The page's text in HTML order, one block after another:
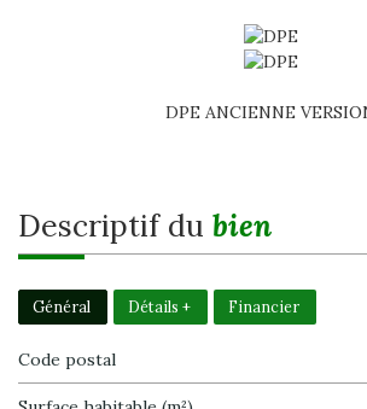
DPE ANCIENNE
descriptif du bien
Général Détails + Financier
Code postal